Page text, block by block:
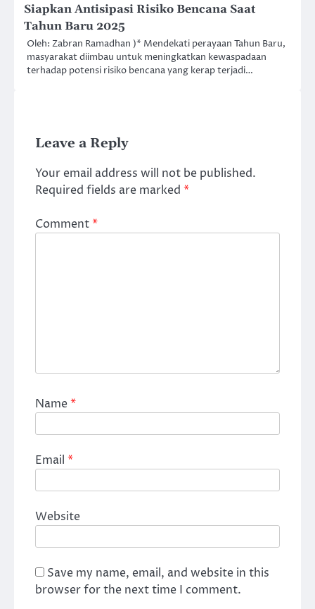
Siapkan Antisipasi Risiko Bencana Saat
Tahun Baru 2025
Oleh: Zabran Ramadhan )* Mendekati perayaan Tahun Baru,
masyarakat diimbau untuk meningkatkan kewaspadaan
terhadap potensi risiko bencana yang kerap terjadi…
Leave a Reply
Your email address will not be published.
Required fields are marked *
Comment*
Name*
Email *
Website
Save my name, email, and website in this
browser for the next time I comment.